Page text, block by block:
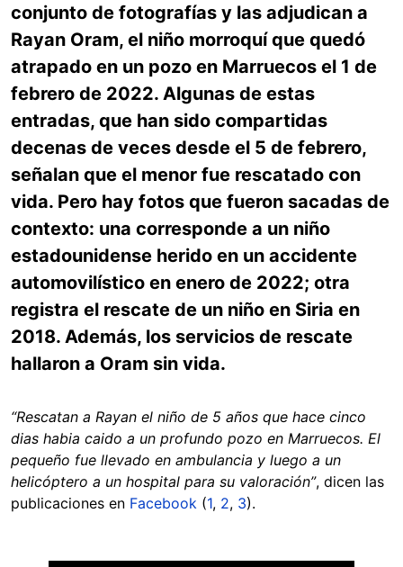
conjunto de fotografías y las adjudican a
Rayan Oram, el niño morroquí que quedó
atrapado en un pozo en Marruecos el 1 de
febrero de 2022. Algunas de estas
entradas, que han sido compartidas
decenas de veces desde el 5 de febrero,
señalan que el menor fue rescatado con
vida. Pero hay fotos que fueron sacadas de
contexto: una corresponde a un niño
estadounidense herido en un accidente
automovilístico en enero de 2022; otra
registra el rescate de un niño en Siria en
2018. Además, los servicios de rescate
hallaron a Oram sin vida.
“Rescatan a Rayan el niño de 5 años que hace cinco
dias habia caido a un profundo pozo en Marruecos. El
pequeño fue llevado en ambulancia y luego a un
helicóptero a un hospital para su valoración”, dicen las
publicaciones en Facebook (1, 2, 3).